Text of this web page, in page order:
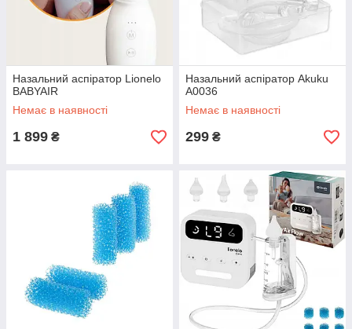
Назальний аспіратор Lionelo
BABYAIR
Немає в наявності
1 899 ₴
Назальний аспіратор Akuku
A0036
Немає в наявності
299 ₴